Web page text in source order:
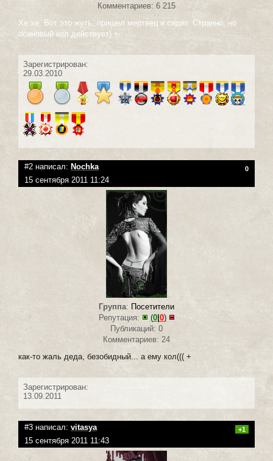
Комментариев: 6 215
Хе хе. Вот это жуть, пришел мертвец и сидит. Странно, но
осиновый кол действует) +
Зарегистрирован:
29.03.2010
#2 написал: Nochka 0
15 сентября 2011 11:24
Группа: Посетители
Репутация:
(0| 0)
Публикаций: 0
Комментариев: 24
как-то жаль деда, безобидный... а ему кол((( +
Зарегистрирован:
13.09.2011
#3 написал: vitasya +1
15 сентября 2011 11:43